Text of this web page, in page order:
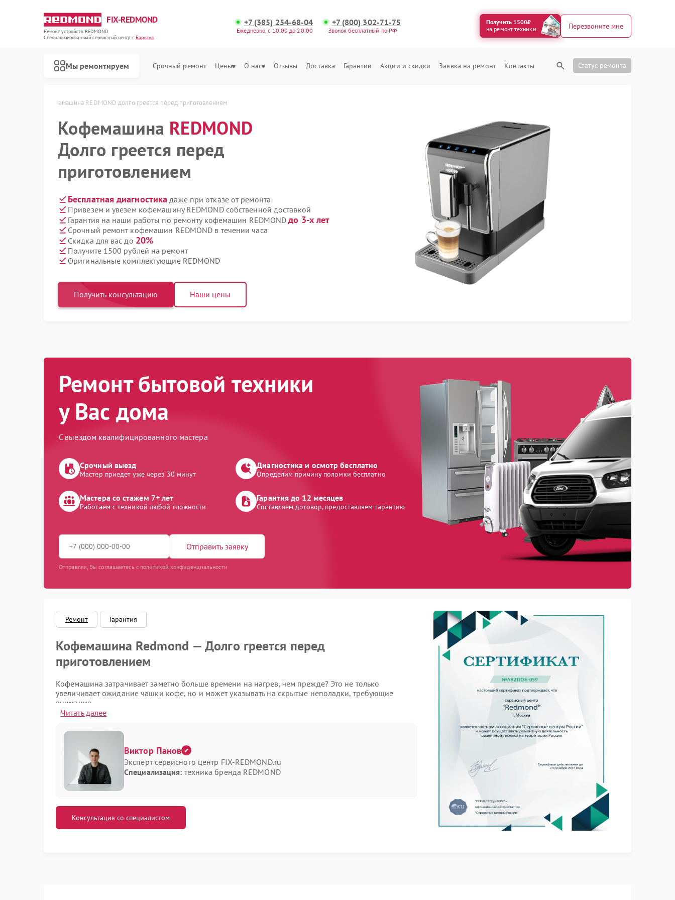
FIX-REDMOND
Ремонт устройств REDMOND
Специализированный cервисный центр г.Барнаул
+7 (385) 254-68-04
Ежедневно, с 10:00 до 20:00
+7 (800) 302-71-75
Звонок бесплатный по РФ
Получить 1500₽
на ремонт техники
Перезвоните мне
Мы ремонтируем Срочный ремонт Цены О нас Отзывы Доставка Гарантии Акции и скидки Заявка на ремонт Контакты Статус ремонта
Кофемашина REDMOND долго греется перед приготовлением
Кофемашина REDMOND
Долго греется перед
приготовлением
Бесплатная диагностика даже при отказе от ремонта
Привезем и увезем кофемашину REDMOND собственной доставкой
Гарантия на наши работы по ремонту кофемашин REDMONDдо 3-х лет
Срочный ремонт кофемашин REDMOND в течении часа
Скидка для вас до 20%
Получите 1500 рублей на ремонт
Оригинальные комплектующие REDMOND
Получить консультацию Наши цены
Ремонт бытовой техники
у Вас дома
С выездом квалифицированного мастера
Срочный выезд
Мастер приедет уже через 30 минут
Диагностика и осмотр бесплатно
Определим причину поломки бесплатно
Мастера со стажем 7+ лет
Работаем с техникой любой сложности
Гарантия до 12 месяцев
Составляем договор, предоставляем гарантию
Отправить заявку
Отправляя, Вы соглашаетесь с политикой конфиденциальности
Ремонт Гарантия
Кофемашина Redmond — Долго греется перед
приготовлением
Кофемашина затрачивает заметно больше времени на нагрев, чем прежде? Это не только
увеличивает ожидание чашки кофе, но и может указывать на скрытые неполадки, требующие
внимания.
Среди возможных причин замедленного нагрева выделяют:
образование накипи на нагревательном элементе;
сбой в работе термостата или датчика температуры;
пониженное напряжение в электросети;
износ нагревательного элемента.
Чтобы частично снизить риск возникновения проблемы, рекомендуется регулярно проводить
декальцинацию согласно инструкции к кофемашине и использовать фильтрованную воду. Однако
диагностику и определят, требуется ли ремонт Redmond.
Для оперативного устранения неисправности вы можете посетить авторизованный сервисный
Читать далее
Виктор Панов
Эксперт сервисного центр FIX-REDMOND.ru
Специализация: техника бренда REDMOND
Консультация со специалистом